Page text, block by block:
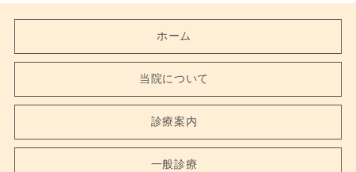
ホーム
当院について
診療案内
一般診療